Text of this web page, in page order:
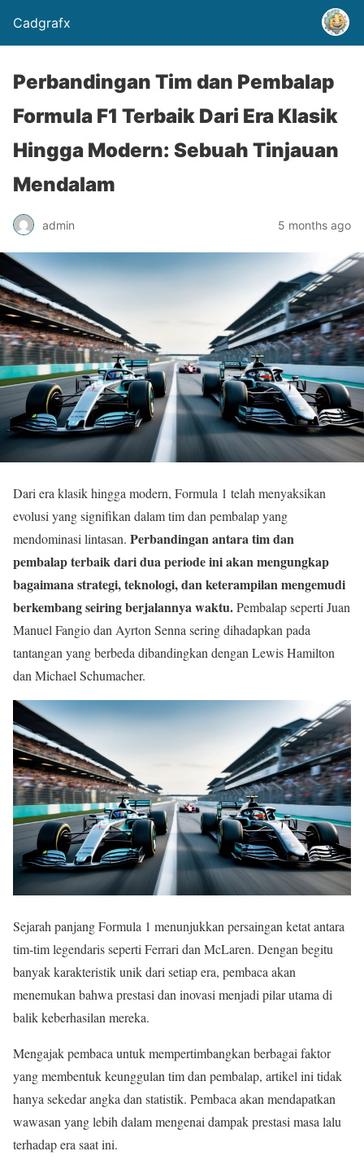
Cadgrafx
Perbandingan Tim dan Pembalap
Formula F1 Terbaik Dari Era Klasik
Hingga Modern: Sebuah Tinjauan
Mendalam
admin 5 months ago
Dari era klasik hingga modern, Formula 1 telah menyaksikan
evolusi yang signifikan dalam tim dan pembalap yang
mendominasi lintasan. Perbandingan antara tim dan
pembalap terbaik dari dua periode ini akan mengungkap
bagaimana strategi, teknologi, dan keterampilan mengemudi
berkembang seiring berjalannya waktu.Pembalap seperti Juan
Manuel Fangio dan Ayrton Senna sering dihadapkan pada
tantangan yang berbeda dibandingkan dengan Lewis Hamilton
dan Michael Schumacher.
Sejarah panjang Formula 1 menunjukkan persaingan ketat antara
tim-tim legendaris seperti Ferrari dan McLaren. Dengan begitu
banyak karakteristik unik dari setiap era, pembaca akan
menemukan bahwa prestasi dan inovasi menjadi pilar utama di
balik keberhasilan mereka.
Mengajak pembaca untuk mempertimbangkan berbagai faktor
yang membentuk keunggulan tim dan pembalap, artikel ini tidak
hanya sekedar angka dan statistik. Pembaca akan mendapatkan
wawasan yang lebih dalam mengenai dampak prestasi masa lalu
terhadap era saat ini.